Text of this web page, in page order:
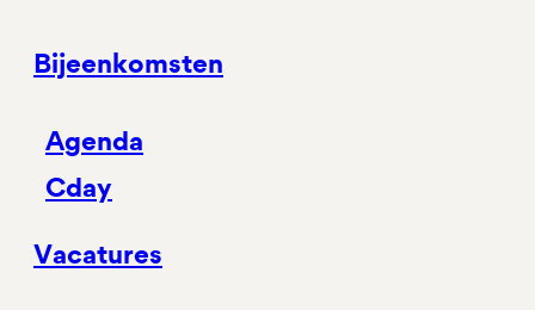
Bijeenkomsten
Agenda
Cday
Vacatures